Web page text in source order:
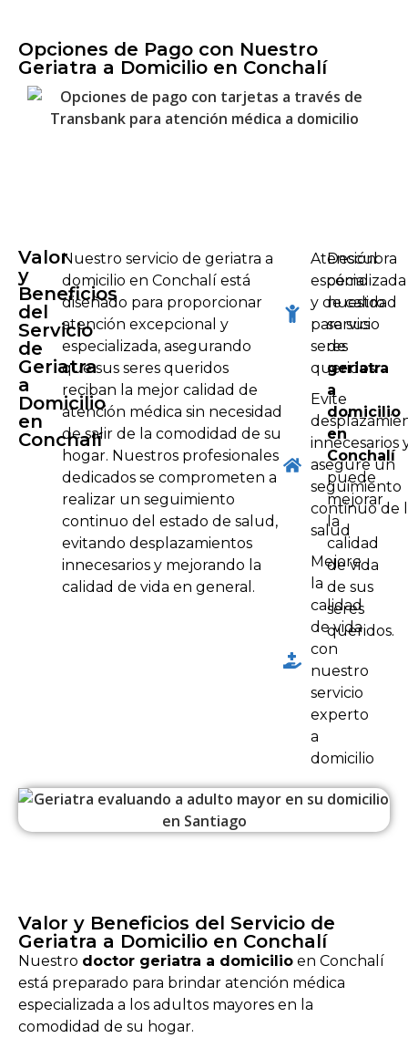
Opciones de Pago con Nuestro
Geriatra a Domicilio en Conchalí
Valor
y
Beneficios
del
Servicio
de
Geriatra
a
Domicilio
en
Conchalí
Nuestro servicio de geriatra a
domicilio en Conchalí está
diseñado para proporcionar
atención excepcional y
especializada, asegurando
que sus seres queridos
reciban la mejor calidad de
atención médica sin necesidad
de salir de la comodidad de su
hogar. Nuestros profesionales
dedicados se comprometen a
realizar un seguimiento
continuo del estado de salud,
evitando desplazamientos
innecesarios y mejorando la
calidad de vida en general.
Atención
especializada
y de calidad
para sus
seres
queridos
Evite
innecesarios
asegure un
seguimiento
continuo de
salud
Mejore
la
calidad
de vida
con
nuestro
servicio
experto
a
domicilio
Descubra
cómo
nuestro
servicio
de
geriatra
a
domicilio
en
Conchalí
puede
mejorar
la
calidad
de vida
de sus
seres
queridos.
Valor y Beneficios del Servicio de
Geriatra a Domicilio en Conchalí
Nuestro doctor geriatra a domicilio en Conchalí
está preparado para brindar atención médica
especializada a los adultos mayores en la
comodidad de su hogar.